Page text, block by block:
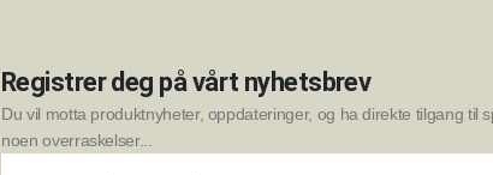
Registrer deg på vårt nyhetsbrev
Du vil motta produktnyheter, oppdateringer, og ha direkte tilgang til
noen overraskelser...